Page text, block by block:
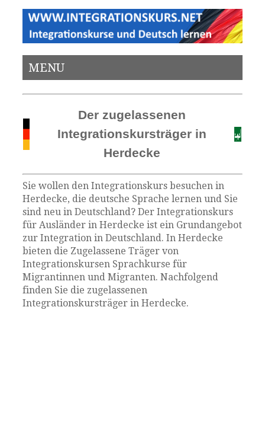
MENU
Der zugelassenen
Integrationskursträger in
Herdecke
Sie wollen den Integrationskurs besuchen in
Herdecke, die deutsche Sprache lernen und Sie
sind neu in Deutschland? Der Integrationskurs
für Ausländer in Herdecke ist ein Grundangebot
zur Integration in Deutschland. In Herdecke
bieten die Zugelassene Träger von
Integrationskursen Sprachkurse für
Migrantinnen und Migranten. Nachfolgend
finden Sie die zugelassenen
Integrationskursträger in Herdecke.